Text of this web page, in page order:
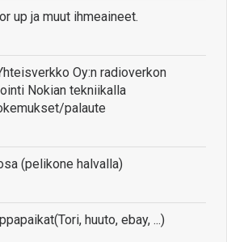
up ja muut ihmeaineet.
Oy:n radioverkon
Nokian tekniikalla
palaute
(pelikone halvalla)
huuto, ebay, ...)